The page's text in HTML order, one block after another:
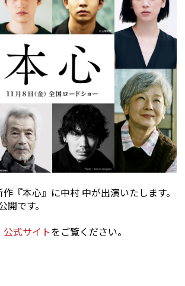
『本心』に中村 中が出演いたします。
です。
公式サイトをご覧ください。